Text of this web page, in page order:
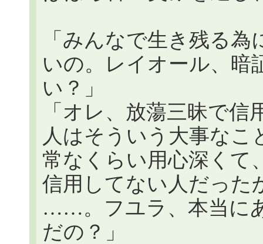
「みんなで生き残る
いの。レイオール、暗
い？」
「オレ、放蕩三昧で
人はそういう大事なこ
常なくらい用心深くて
信用してない人だった
……。フユラ、本当に
だの？」